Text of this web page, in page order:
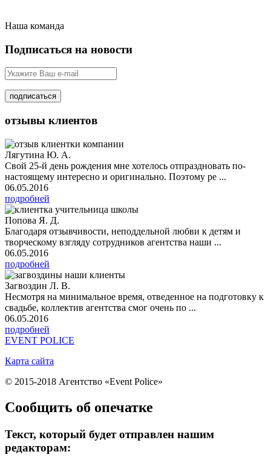
Наша команда
Подписаться на новости
отзывы клиентов
Лягутина Ю. А.
Свой 25-й день рождения мне хотелось отпраздновать по-
настоящему интересно и оригинально. Поэтому ре ...
06.05.2016
подробней
Попова Я. Д.
Благодаря отзывчивости, неподдельной любви к детям и
творческому взгляду сотрудников агентства наши ...
06.05.2016
подробней
Загвоздин Л. В.
Несмотря на минимальное время, отведенное на подготовку к
свадьбе, коллектив агентства смог очень по ...
06.05.2016
подробней
EVENT POLICE
Карта сайта
© 2015-2018 Агентство «Event Police»
Сообщить об опечатке
Текст, который будет отправлен нашим
редакторам: